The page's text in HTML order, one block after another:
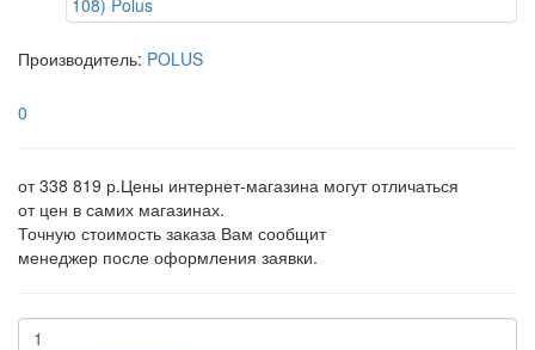
Производитель: POLUS
0
от 338 819 р.Цены интернет-магазина могут отличаться
от цен в самих магазинах.
Точную стоимость заказа Вам сообщит
менеджер после оформления заявки.